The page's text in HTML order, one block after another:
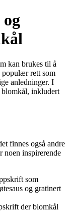
kan brukes til å
populær rett som
anledninger. I
inkludert
finnes også andre
noen inspirerende
som
og gratinert
der blomkål